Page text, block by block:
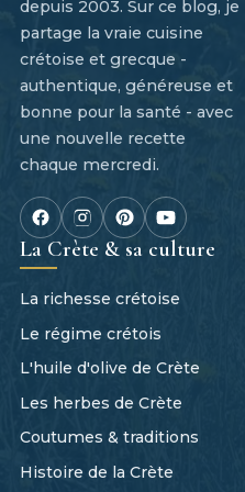
depuis 2003. Sur ce blog, je
partage la vraie cuisine
crétoise et grecque -
authentique, généreuse et
bonne pour la santé - avec
une nouvelle recette
chaque mercredi.
La Crète & sa culture
La richesse crétoise
Le régime crétois
L'huile d'olive de Crète
Les herbes de Crète
Coutumes & traditions
Histoire de la Crète